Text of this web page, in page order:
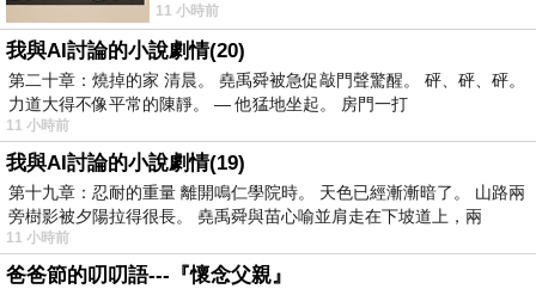
滸》系列第四部變幻登場
11 小時前
我與AI討論的小說劇情(20)
第二十章：燒掉的家 清晨。 堯禹舜被急促敲門聲驚醒。 砰、砰、砰。
力道大得不像平常的陳靜。 — 他猛地坐起。 房門一打
11 小時前
我與AI討論的小說劇情(19)
第十九章：忍耐的重量 離開鳴仁學院時。 天色已經漸漸暗了。 山路兩
旁樹影被夕陽拉得很長。 堯禹舜與苗心喻並肩走在下坡道上，兩
11 小時前
爸爸節的叨叨語---『懷念父親』